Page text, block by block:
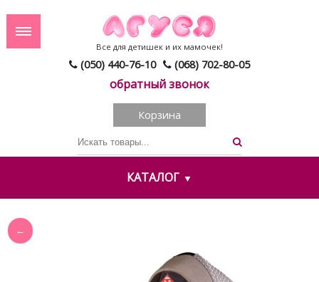
(050) 440-76-10 (068) 702-80-05
обратный звонок
Все для детишек и их мамочек!
Корзина
КАТАЛОГ